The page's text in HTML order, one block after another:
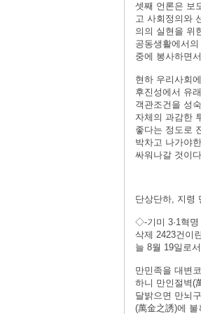
셋째 언론은 보
고 사회정의와
의의 실현을 위
공동생활에서
중에 봉사하면
현하 우리사회
후진성에서 유
객관조건을 성
자체의 과감한
좋다는 정도로
박차고 나가야
싸워나갈 것이다
단상단하, 지령
◇-기미 3·1혁명
삭제 2423건이
늘 8월 19일로
만민족을 대변
하니 만인절벽(
달밝으면 만뇌
(萬金之誘)에